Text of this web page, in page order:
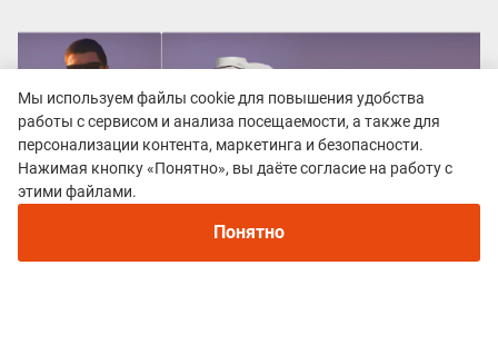
Мы используем файлы cookie для повышения удобства
работы с сервисом и анализа посещаемости, а также для
персонализации контента, маркетинга и безопасности.
Нажимая кнопку «Понятно», вы даёте согласие на работу с
этими файлами.
Понятно